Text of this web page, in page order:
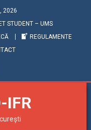
2026
STUDENT – UMS
REGULAMENTE
IFR